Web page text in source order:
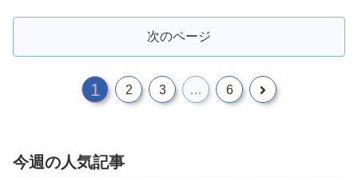
次のページ
1 2 3 … 6
次
今週の人気記事